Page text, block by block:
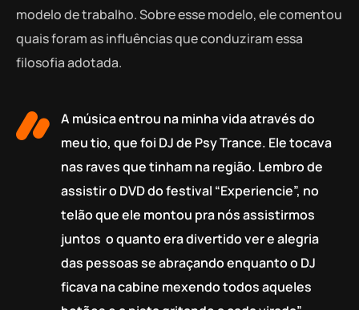
modelo de trabalho. Sobre esse modelo, ele comentou
quais foram as influências que conduziram essa
filosofia adotada.
A música entrou na minha vida através do
meu tio, que foi DJ de Psy Trance. Ele tocava
nas raves que tinham na região. Lembro de
assistir o DVD do festival “Experiencie”, no
telão que ele montou pra nós assistirmos
juntos o quanto era divertido ver e alegria
das pessoas se abraçando enquanto o DJ
ficava na cabine mexendo todos aqueles